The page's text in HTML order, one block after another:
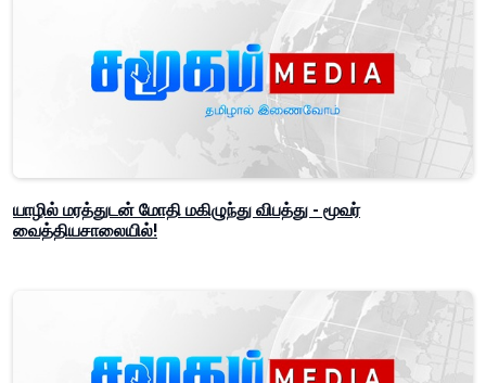
யாழில் மரத்துடன் மோதி மகிழுந்து விபத்து - மூவர்
வைத்தியசாலையில்!